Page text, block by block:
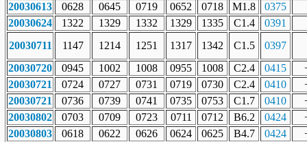
20030613
0628 0645 0719 0652 0718 M1.8
0375
20030624
1322 1329 1332 1329 1335 C1.4
0391
20030711
1147 1214 1251 1317 1342 C1.5
0397
20030720
0945 1002 1008 0955 1008 C2.4 0415
20030721
0724 0727 0731 0719 0730 C2.4 0410
20030721
0736 0739 0741 0735 0753 C1.7 0410
20030802
0703 0709 0723 0711 0712 B6.2 0424
20030803
0618 0622 0626 0624 0625 B4.7 0424